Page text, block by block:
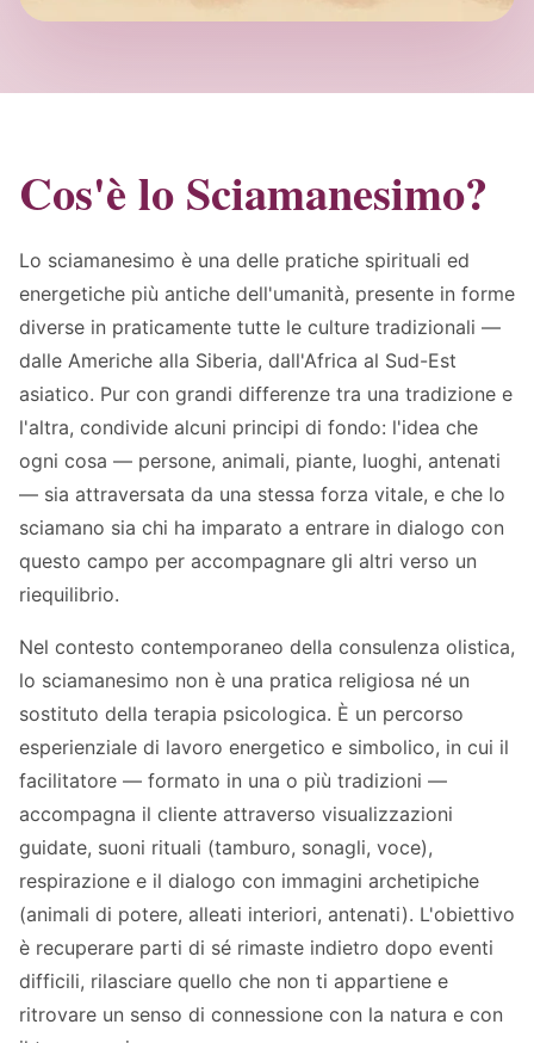
Cos'è lo Sciamanesimo?
Lo sciamanesimo è una delle pratiche spirituali ed
energetiche più antiche dell'umanità, presente in forme
diverse in praticamente tutte le culture tradizionali —
dalle Americhe alla Siberia, dall'Africa al Sud-Est
asiatico. Pur con grandi differenze tra una tradizione e
l'altra, condivide alcuni principi di fondo: l'idea che
ogni cosa — persone, animali, piante, luoghi, antenati
— sia attraversata da una stessa forza vitale, e che lo
sciamano sia chi ha imparato a entrare in dialogo con
questo campo per accompagnare gli altri verso un
riequilibrio.
Nel contesto contemporaneo della consulenza olistica,
lo sciamanesimo non è una pratica religiosa né un
sostituto della terapia psicologica. È un percorso
esperienziale di lavoro energetico e simbolico, in cui il
facilitatore — formato in una o più tradizioni —
accompagna il cliente attraverso visualizzazioni
guidate, suoni rituali (tamburo, sonagli, voce),
respirazione e il dialogo con immagini archetipiche
(animali di potere, alleati interiori, antenati). L'obiettivo
è recuperare parti di sé rimaste indietro dopo eventi
difficili, rilasciare quello che non ti appartiene e
ritrovare un senso di connessione con la natura e con